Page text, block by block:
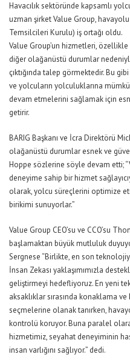
Havacılık sektöründe kapsamlı
uzman şirket Value Group,
Temsilcileri Kurulu) iş ortağı oldu.
Value Group’un hizmetleri, özellikle
diğer olağanüstü durumlar
çıktığında talep görmektedir. Bu
ve yolcuların yolculuklarına
devam etmelerini sağlamak için
getirir.
BARIG Başkanı ve İcra Direktörü
olağanüstü durumlar esnek ve
Hoppe sözlerine söyle devam etti;
deneyime sahip bir hizmet
olarak, yolcu süreçlerini optimize
birikimi sunuyorlar.”
Value Group CEO’su ve CCO’su
başlamaktan büyük mutluluk
Sergnese “Birlikte, en son
İnsan Zekası yaklaşımımızla
geliştirmeyi hedefliyoruz. En yeni
aksaklıklar sırasında konaklama ve
seçmelerine olanak tanırken,
kontrolü koruyor. Buna paralel
hizmetimiz, seyahat deneyiminin
insan varlığını sağlıyor.” dedi.